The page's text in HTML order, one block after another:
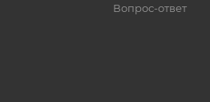
Вопрос-ответ